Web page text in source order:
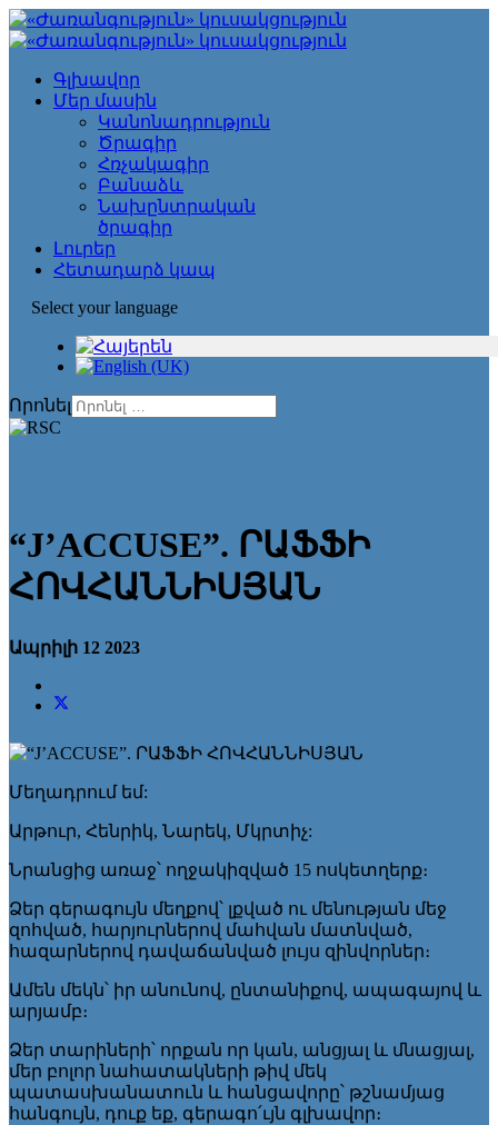
Գլխավոր
Մեր մասին
Կանոնադրություն
Ծրագիր
Հռչակագիր
Բանաձև
Նախընտրական
ծրագիր
Լուրեր
Հետադարձ կապ
Select your language
Որոնել
“J’ACCUSE”. ՐԱՖՖԻ
ՀՈՎՀԱՆՆԻՍՅԱՆ
Ապրիլի 12 2023
Մեղադրում եմ:
Արթուր, Հենրիկ, Նարեկ, Մկրտիչ:
Նրանցից առաջ՝ ողջակիզված 15 ոսկետղերք։
Ձեր գերագույն մեղքով՝ լքված ու մենության մեջ
զոհված, հարյուրներով մահվան մատնված,
հազարներով դավաճանված լույս զինվորներ։
Ամեն մեկն՝ իր անունով, ընտանիքով, ապագայով և
արյամբ։
Ձեր տարիների՝ որքան որ կան, անցյալ և մնացյալ,
մեր բոլոր նահատակների թիվ մեկ
պատասխանատուն և հանցավորը՝ թշնամյաց
հանգույն, դուք եք, գերագո՛ւյն գլխավոր։